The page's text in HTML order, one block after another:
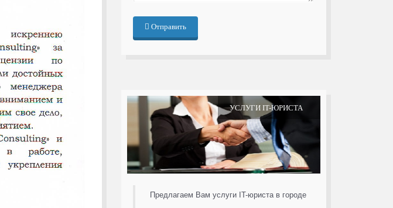
Отправить
УСЛУГИ IT-ЮРИСТА
Предлагаем Вам услуги IT-юриста в городе